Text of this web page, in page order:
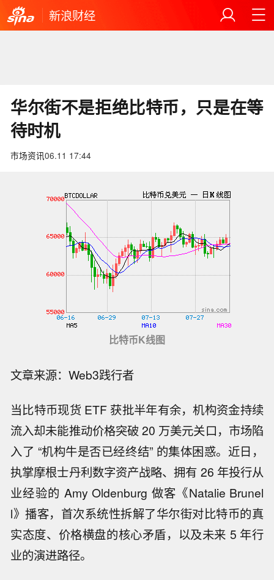
新浪财经
华尔街不是拒绝比特币，只是在等
待时机
市场资讯06.11 17:44
比特币K线图
文章来源：Web3践行者
当比特币现货 ETF 获批半年有余，机构资金持续
流入却未能推动价格突破 20 万美元关口，市场陷
入了 “机构牛是否已经终结” 的集体困惑。近日，
执掌摩根士丹利数字资产战略、拥有 26 年投行从
业经验的 Amy Oldenburg 做客《Natalie Brunel
l》播客，首次系统性拆解了华尔街对比特币的真
实态度、价格横盘的核心矛盾，以及未来 5 年行
业的演进路径。